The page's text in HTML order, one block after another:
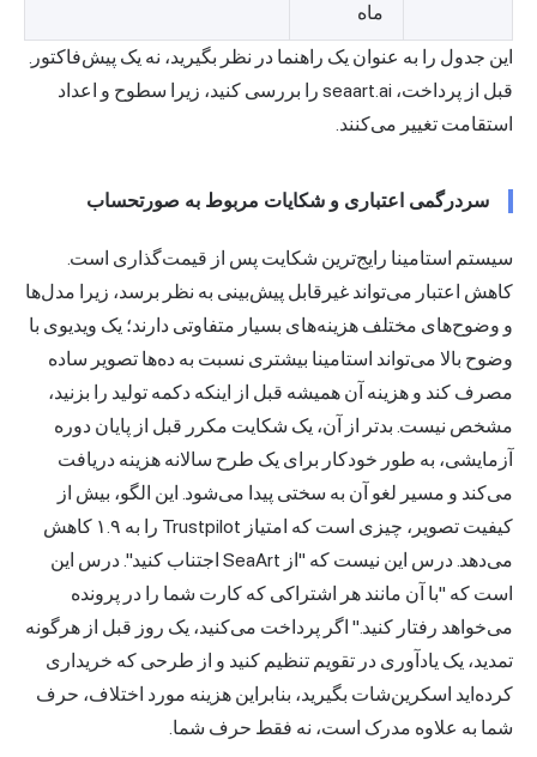
ماه
این جدول را به عنوان یک راهنما در نظر بگیرید، نه یک پیش‌فاکتور.
قبل از پرداخت، seaart.ai را بررسی کنید، زیرا سطوح و اعداد
استقامت تغییر می‌کنند.
سردرگمی اعتباری و شکایات مربوط به صورتحساب
سیستم استامینا رایج‌ترین شکایت پس از قیمت‌گذاری است.
کاهش اعتبار می‌تواند غیرقابل پیش‌بینی به نظر برسد، زیرا مدل‌ها
و وضوح‌های مختلف هزینه‌های بسیار متفاوتی دارند؛ یک ویدیوی با
وضوح بالا می‌تواند استامینا بیشتری نسبت به ده‌ها تصویر ساده
مصرف کند و هزینه آن همیشه قبل از اینکه دکمه تولید را بزنید،
مشخص نیست. بدتر از آن، یک شکایت مکرر قبل از پایان دوره
آزمایشی، به طور خودکار برای یک طرح سالانه هزینه دریافت
می‌کند و مسیر لغو آن به سختی پیدا می‌شود. این الگو، بیش از
کیفیت تصویر، چیزی است که امتیاز Trustpilot را به ۱.۹ کاهش
می‌دهد. درس این نیست که "از SeaArt اجتناب کنید". درس این
است که "با آن مانند هر اشتراکی که کارت شما را در پرونده
می‌خواهد رفتار کنید." اگر پرداخت می‌کنید، یک روز قبل از هرگونه
تمدید، یک یادآوری در تقویم تنظیم کنید و از طرحی که خریداری
کرده‌اید اسکرین‌شات بگیرید، بنابراین هزینه مورد اختلاف، حرف
شما به علاوه مدرک است، نه فقط حرف شما.